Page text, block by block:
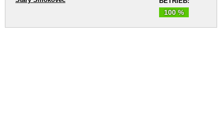
100 %